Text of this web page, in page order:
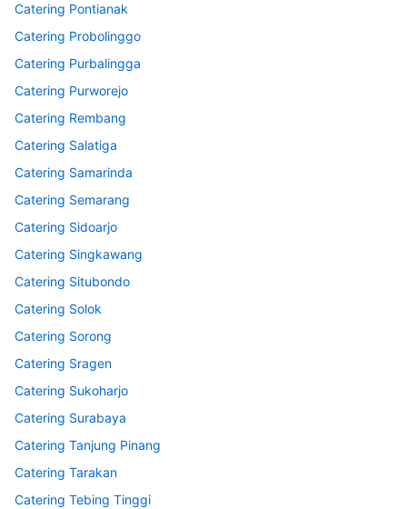
Catering Pontianak
Catering Probolinggo
Catering Purbalingga
Catering Purworejo
Catering Rembang
Catering Salatiga
Catering Samarinda
Catering Semarang
Catering Sidoarjo
Catering Singkawang
Catering Situbondo
Catering Solok
Catering Sorong
Catering Sragen
Catering Sukoharjo
Catering Surabaya
Catering Tanjung Pinang
Catering Tarakan
Catering Tebing Tinggi